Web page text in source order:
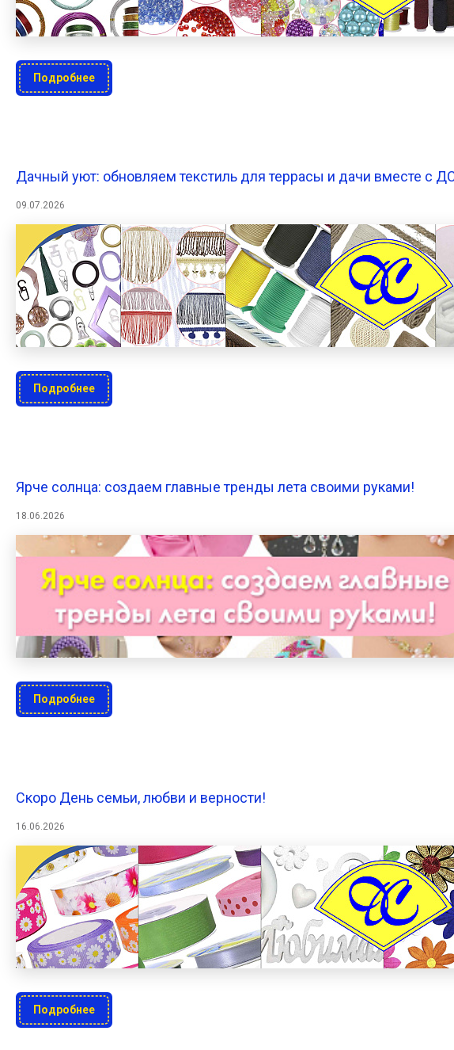
Подробнее
Дачный уют: обновляем текстиль для террасы и дачи вместе с
09.07.2026
Подробнее
Ярче солнца: создаем главные тренды лета своими руками!
18.06.2026
Подробнее
Скоро День семьи, любви и верности!
16.06.2026
Подробнее